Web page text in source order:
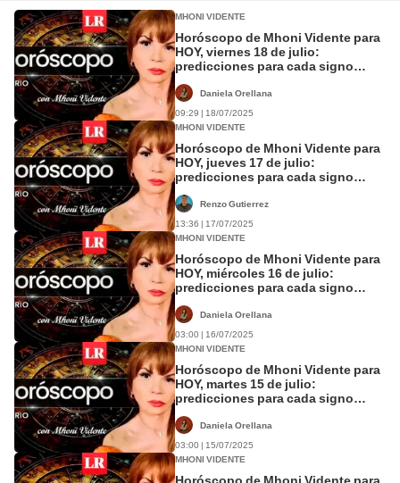
MHONI VIDENTE
Horóscopo de Mhoni Vidente para
HOY, viernes 18 de julio:
predicciones para cada signo
Daniela Orellana
09:29 | 18/07/2025
MHONI VIDENTE
Horóscopo de Mhoni Vidente para
HOY, jueves 17 de julio:
predicciones para cada signo
Renzo Gutierrez
13:36 | 17/07/2025
MHONI VIDENTE
Horóscopo de Mhoni Vidente para
HOY, miércoles 16 de julio:
predicciones para cada signo
Daniela Orellana
03:00 | 16/07/2025
MHONI VIDENTE
Horóscopo de Mhoni Vidente para
HOY, martes 15 de julio:
predicciones para cada signo
Daniela Orellana
03:00 | 15/07/2025
MHONI VIDENTE
Horóscopo de Mhoni Vidente para